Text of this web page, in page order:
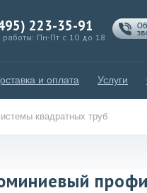
223-35-91
работы: Пн-Пт с 10 до 18
и оплата Услуги
квадратных труб